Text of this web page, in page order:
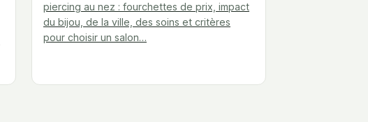
piercing au nez : fourchettes de prix, impact
du bijou, de la ville, des soins et critères
pour choisir un salon…